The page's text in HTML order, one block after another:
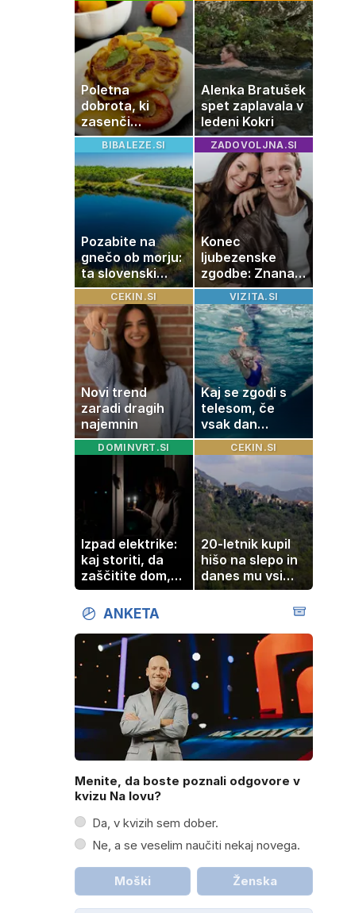
Poletna
dobrota, ki
zasenči
navadne
palačinke
Alenka Bratušek
spet zaplavala v
ledeni Kokri
BIBALEZE.SI
Pozabite na
gnečo ob morju:
ta slovenski
kotiček je pravi
raj za družine
ZADOVOLJNA.SI
Konec
ljubezenske
zgodbe: Znana
Slovenka
potrdila razhod
z dolgoletnim
partnerjem
CEKIN.SI
Novi trend
zaradi dragih
najemnin
VIZITA.SI
Kaj se zgodi s
telesom, če
vsak dan
plavate 20
minut? Učinki, ki
jih morda ne
pričakujete
DOMINVRT.SI
Izpad elektrike:
kaj storiti, da
zaščitite dom,
hrano in
elektronske
naprave
CEKIN.SI
20-letnik kupil
hišo na slepo in
danes mu vsi
zavidajo
ANKETA
Menite, da boste poznali odgovore v
kvizu Na lovu?
Da, v kvizih sem dober.
Ne, a se veselim naučiti nekaj novega.
Moški Ženska